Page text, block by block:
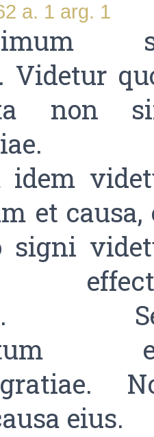
a. 1 arg. 1
Videtur
non
idem
et causa,
signi
eius.